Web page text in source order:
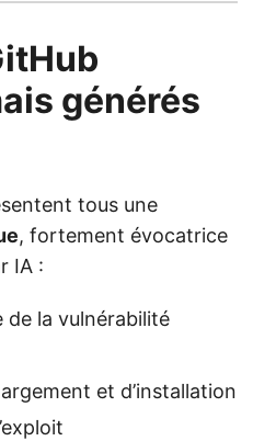
générés
tous une
, fortement évocatrice
IA :
de la vulnérabilité
et d’installation